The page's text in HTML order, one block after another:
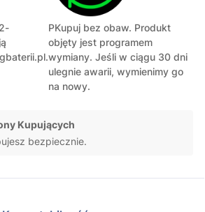
PKupuj bez obaw. Produkt
objęty jest programem
wymiany. Jeśli w ciągu 30 dni
ulegnie awarii, wymienimy go
na nowy.
Kupujących
bezpiecznie.